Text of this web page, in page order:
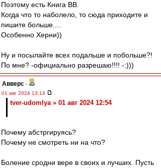
Поэтому есть Книга ВВ.
Когда что то наболело, то сюда приходите и
пишите больше....
Особенно Херни))
Ну и посылайте всех подальше и побольше?!
По мне? -официально разрешаю!!!! -:)))
Авверс -
01 авг 2024 13:14
tver-udomlya » 01 авг 2024 12:54
Почему абстргируясь?
Почему не смотреть ни на что?
Боление сродни вере в своих и лучших. Пусть